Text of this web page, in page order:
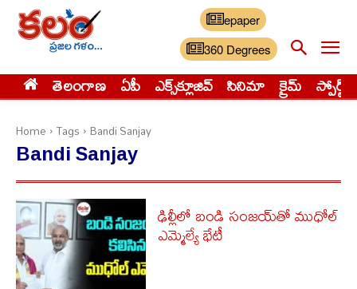
epaper
360 Degrees
తెలంగాణ ఏపీ ఎక్స్‌క్లూజివ్‌ సినిమా క్రైమ్ స్పోర్ట్స్
Home Tags Bandi Sanjay
Bandi Sanjay
ఢిల్లీలో బండి సంజయ్‌తో ముధోల్
ఎమ్మెల్యే భేటీ